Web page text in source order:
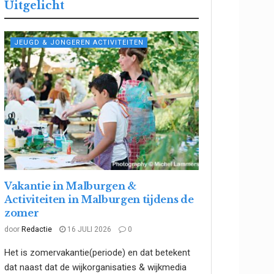
Uitgelicht
JEUGD & JONGEREN ACTIVITEITEN
Vakantie in Malburgen &
Activiteiten in Malburgen tijdens de
zomer
door Redactie 16 JULI 2026 0
Het is zomervakantie(periode) en dat betekent
dat naast dat de wijkorganisaties & wijkmedia